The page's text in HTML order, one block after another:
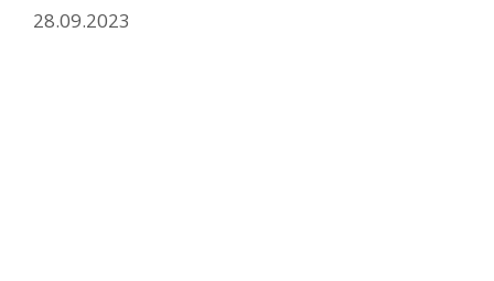
28.09.2023